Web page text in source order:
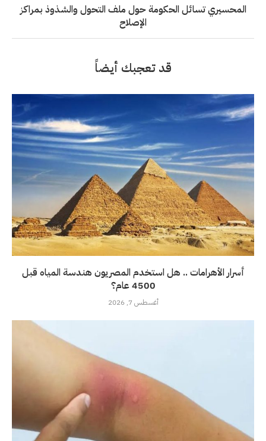
المحسيري تسائل الحكومة حول ملف التحول والشذوذ بمراكز
الإصلاح
قد تعجبك أيضاً
أسرار الأهرامات .. هل استخدم المصريون هندسة المياه قبل
4500 عام؟
أغسطس 7, 2026